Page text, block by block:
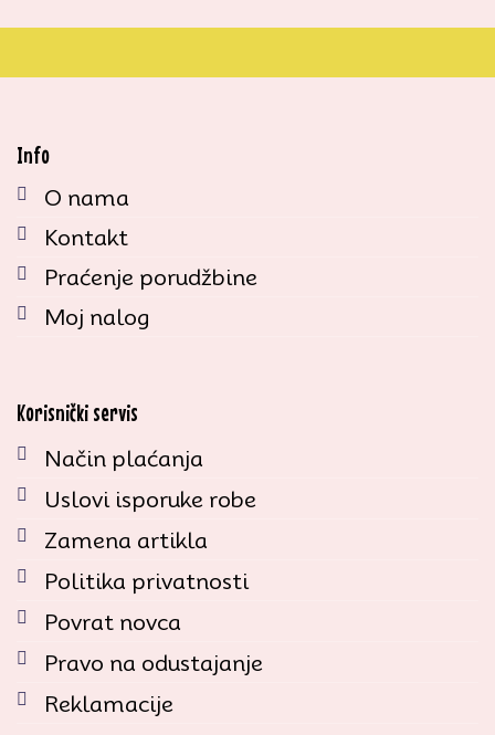
Info
O nama
Kontakt
Praćenje porudžbine
Moj nalog
Korisnički servis
Način plaćanja
Uslovi isporuke robe
Zamena artikla
Politika privatnosti
Povrat novca
Pravo na odustajanje
Reklamacije